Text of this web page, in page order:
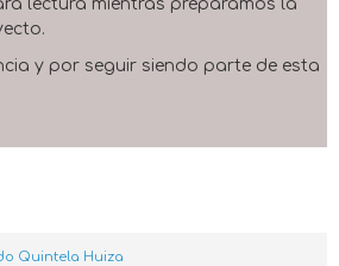
lectura mientras preparamos la
y por seguir siendo parte de esta
Quintela Huiza